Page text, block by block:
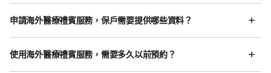
申請海外醫療禮賓服務，保戶需要提供哪些資料？
使用海外醫療禮賓服務，需要多久以前預約？